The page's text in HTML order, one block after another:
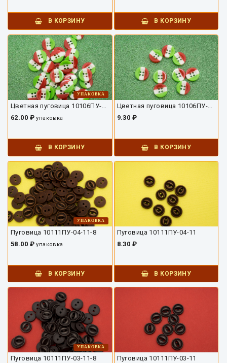
В КОРЗИНУ В КОРЗИНУ
УПАКОВКА
62.00 ₽упаковка
В КОРЗИНУ
9.30 ₽
В КОРЗИНУ
УПАКОВКА
Пуговица 10111ПУ-04-11-8
58.00 ₽упаковка
В КОРЗИНУ
Пуговица 10111ПУ-04-11
8.30 ₽
В КОРЗИНУ
УПАКОВКА
Пуговица 10111ПУ-03-11-8
Пуговица 10111ПУ-03-11